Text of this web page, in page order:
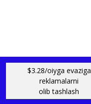
$3.28/oiyga evaziga
reklamalarni
olib tashlash